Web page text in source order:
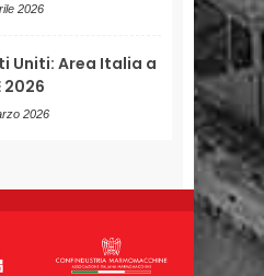
2026
Uniti: Area Italia a
2026
2026